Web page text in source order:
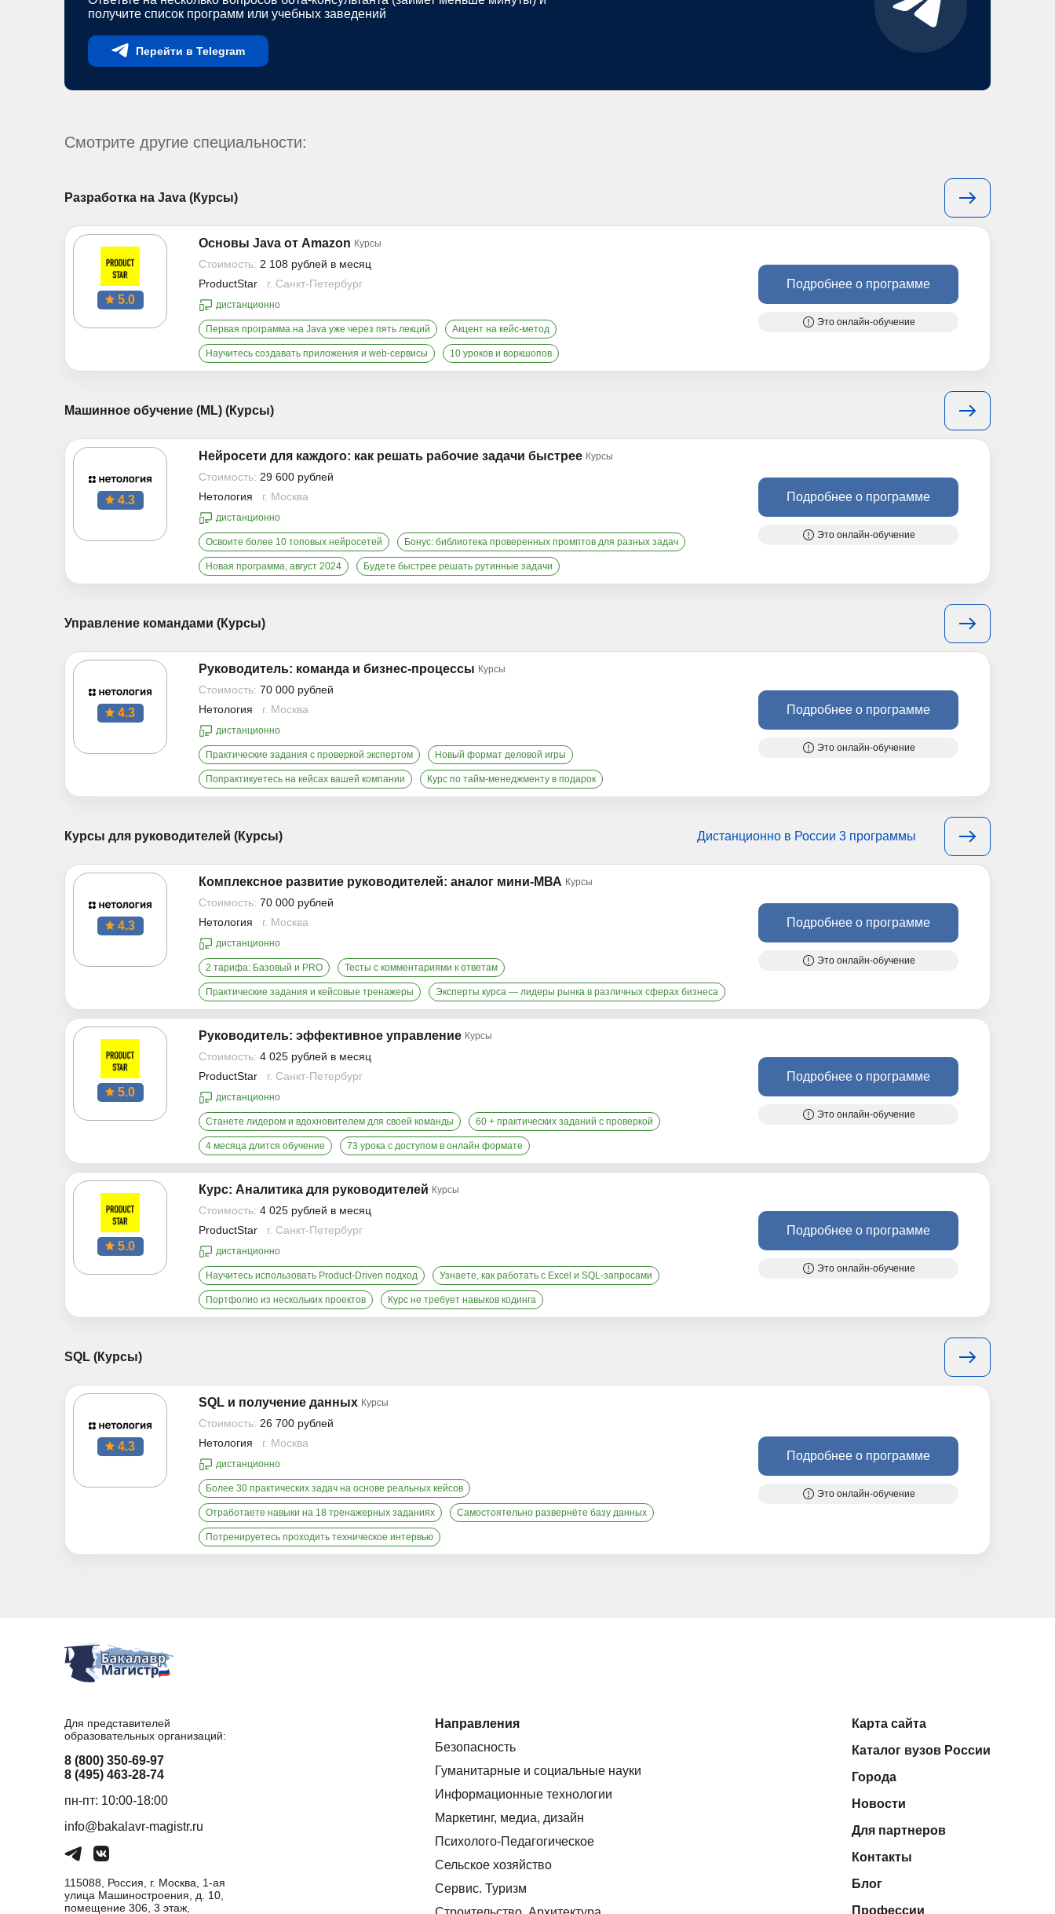
получите список программ или учебных заведений
Перейти в Telegram
Смотрите другие специальности:
Разработка на Java (Курсы)
5.0
Основы Java от Amazon Курсы
Стоимость: 2 108 рублей в месяц
ProductStar
г. Санкт-Петербург
дистанционно
Первая программа на Java уже через пять лекций Акцент на кейс-метод
Научитесь создавать приложения и web-сервисы 10 уроков и воркшопов
Подробнее о программе
Это онлайн-обучение
Машинное обучение (ML) (Курсы)
4.3
Нейросети для каждого: как решать рабочие задачи быстрее Курсы
Стоимость: 29 600 рублей
Нетология
г. Москва
дистанционно
Освоите более 10 топовых нейросетей Бонус: библиотека проверенных промптов для разных задач
Новая программа, август 2024 Будете быстрее решать рутинные задачи
Подробнее о программе
Это онлайн-обучение
Управление командами (Курсы)
4.3
Руководитель: команда и бизнес-процессы Курсы
Стоимость: 70 000 рублей
Нетология
г. Москва
дистанционно
Практические задания с проверкой экспертом Новый формат деловой игры
Попрактикуетесь на кейсах вашей компании Курс по тайм-менеджменту в подарок
Подробнее о программе
Это онлайн-обучение
Курсы для руководителей (Курсы) Дистанционно в России 3 программы
4.3
Комплексное развитие руководителей: аналог мини-МВА Курсы
Стоимость: 70 000 рублей
Нетология
г. Москва
дистанционно
2 тарифа: Базовый и PRO Тесты с комментариями к ответам
Практические задания и кейсовые тренажеры Эксперты курса — лидеры рынка в различных сферах бизнеса
Подробнее о программе
Это онлайн-обучение
5.0
Руководитель: эффективное управление Курсы
Стоимость: 4 025 рублей в месяц
ProductStar
г. Санкт-Петербург
дистанционно
Станете лидером и вдохновителем для своей команды 60 + практических заданий с проверкой
4 месяца длится обучение 73 урока с доступом в онлайн формате
Подробнее о программе
Это онлайн-обучение
5.0
Курс: Аналитика для руководителей Курсы
Стоимость: 4 025 рублей в месяц
ProductStar
г. Санкт-Петербург
дистанционно
Научитесь использовать Product-Driven подход Узнаете, как работать с Excel и SQL-запросами
Портфолио из нескольких проектов Курс не требует навыков кодинга
Подробнее о программе
Это онлайн-обучение
SQL (Курсы)
4.3
SQL и получение данных Курсы
Стоимость: 26 700 рублей
Нетология
г. Москва
дистанционно
Более 30 практических задач на основе реальных кейсов
Отработаете навыки на 18 тренажерных заданиях Самостоятельно развернёте базу данных
Потренируетесь проходить техническое интервью
Подробнее о программе
Это онлайн-обучение
Для представителей
образовательных организаций:
8 (800) 350-69-97
8 (495) 463-28-74
пн-пт: 10:00-18:00
info@bakalavr-magistr.ru
115088, Россия, г. Москва, 1-ая
улица Машиностроения, д. 10,
помещение 306, 3 этаж,
Направления
Безопасность
Гуманитарные и социальные науки
Информационные технологии
Маркетинг, медиа, дизайн
Психолого-Педагогическое
Сельское хозяйство
Сервис. Туризм
Карта сайта
Каталог вузов России
Города
Новости
Для партнеров
Контакты
Блог
Профессии